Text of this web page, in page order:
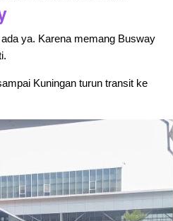
ya. Karena memang Busway
Kuningan turun transit ke